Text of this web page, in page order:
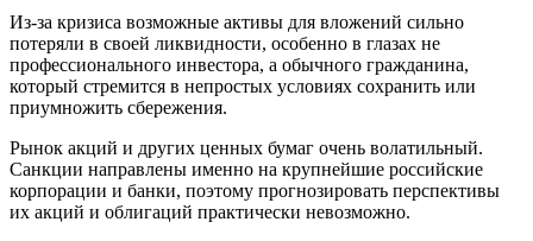
Из-за кризиса возможные активы для вложений сильно
потеряли в своей ликвидности, особенно в глазах не
профессионального инвестора, а обычного гражданина,
который стремится в непростых условиях сохранить или
приумножить сбережения.
Рынок акций и других ценных бумаг очень волатильный.
Санкции направлены именно на крупнейшие российские
корпорации и банки, поэтому прогнозировать перспективы
их акций и облигаций практически невозможно.